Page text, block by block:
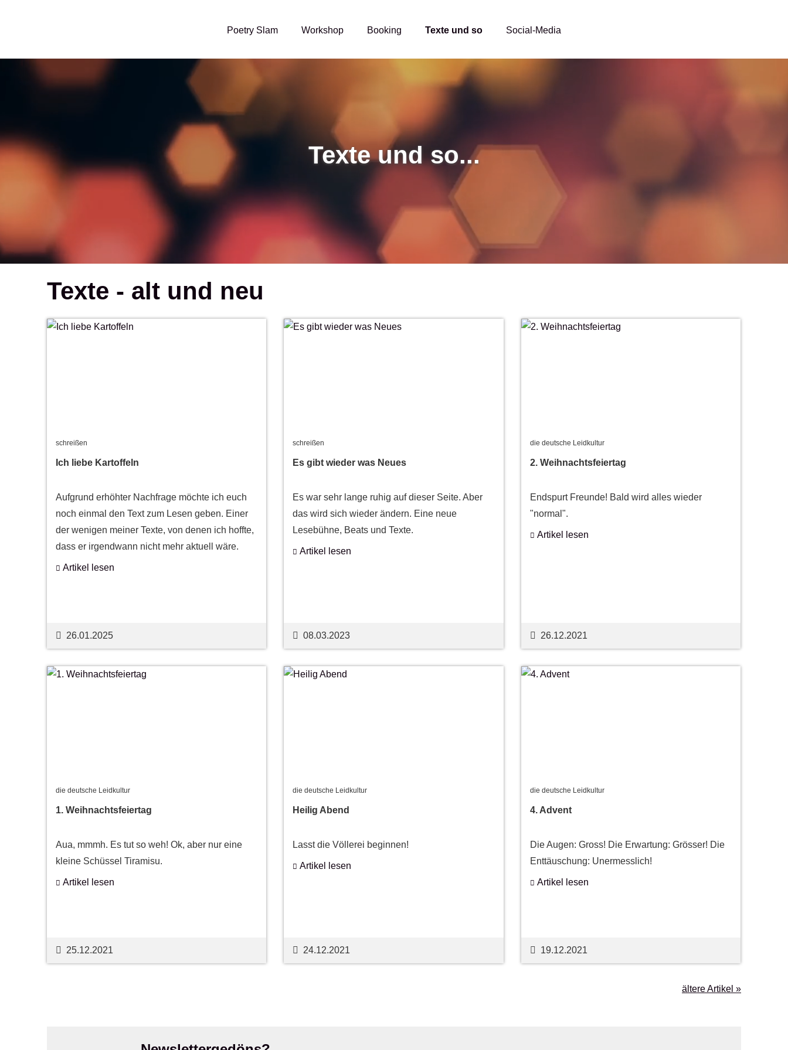
Poetry Slam Workshop Booking Texte und so Social-Media
Texte und so...
Texte - alt und neu
schreißen
Ich liebe Kartoffeln
Aufgrund erhöhter Nachfrage möchte ich euch
noch einmal den Text zum Lesen geben. Einer
der wenigen meiner Texte, von denen ich hoffte,
dass er irgendwann nicht mehr aktuell wäre.
Artikel lesen
26.01.2025
schreißen
Es gibt wieder was Neues
Es war sehr lange ruhig auf dieser Seite. Aber
das wird sich wieder ändern. Eine neue
Lesebühne, Beats und Texte.
Artikel lesen
08.03.2023
die deutsche Leidkultur
2. Weihnachtsfeiertag
Endspurt Freunde! Bald wird alles wieder
"normal".
Artikel lesen
26.12.2021
die deutsche Leidkultur
1. Weihnachtsfeiertag
Aua, mmmh. Es tut so weh! Ok, aber nur eine
kleine Schüssel Tiramisu.
Artikel lesen
25.12.2021
die deutsche Leidkultur
Heilig Abend
Lasst die Völlerei beginnen!
Artikel lesen
24.12.2021
die deutsche Leidkultur
4. Advent
Die Augen: Gross! Die Erwartung: Grösser! Die
Enttäuschung: Unermesslich!
Artikel lesen
19.12.2021
ältere Artikel »